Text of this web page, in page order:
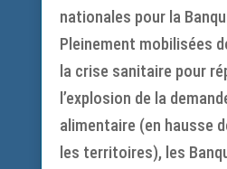
nationales pour la
Pleinement mobilisées
la crise sanitaire pour
l’explosion de la
alimentaire (en hausse
les territoires), les